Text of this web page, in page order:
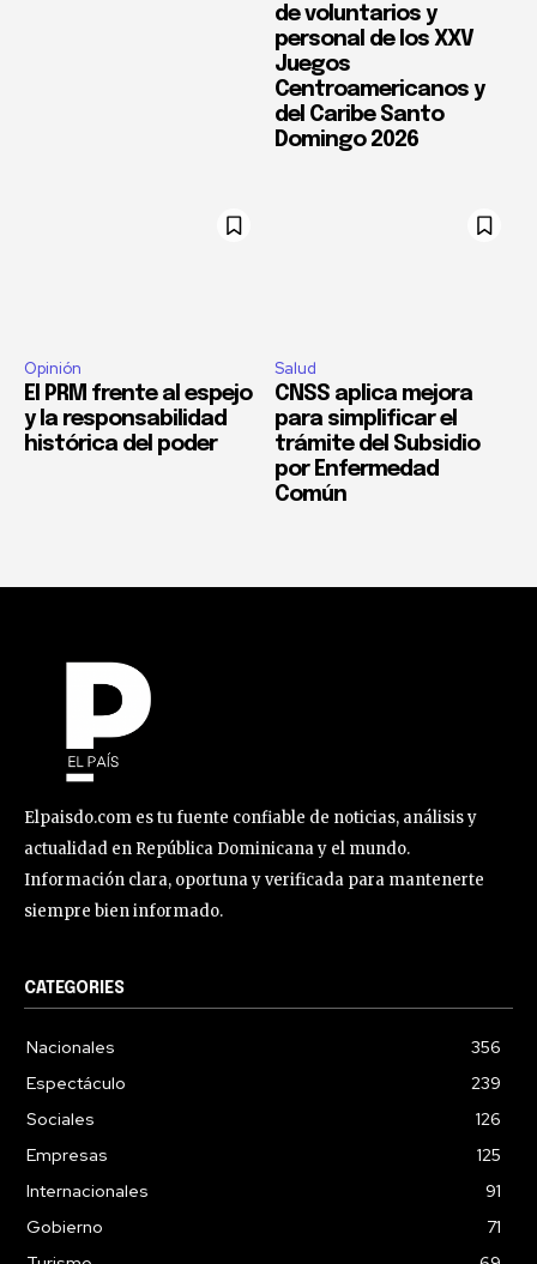
de voluntarios y
personal de los XXV
Juegos
Centroamericanos y
del Caribe Santo
Domingo 2026
Opinión
El PRM frente al espejo
y la responsabilidad
histórica del poder
Salud
CNSS aplica mejora
para simplificar el
trámite del Subsidio
por Enfermedad
Común
Elpaisdo.com es tu fuente confiable de noticias, análisis y
actualidad en República Dominicana y el mundo.
Información clara, oportuna y verificada para mantenerte
siempre bien informado.
CATEGORIES
Nacionales
356
Espectáculo
239
Sociales
126
Empresas
125
Internacionales
91
Gobierno
71